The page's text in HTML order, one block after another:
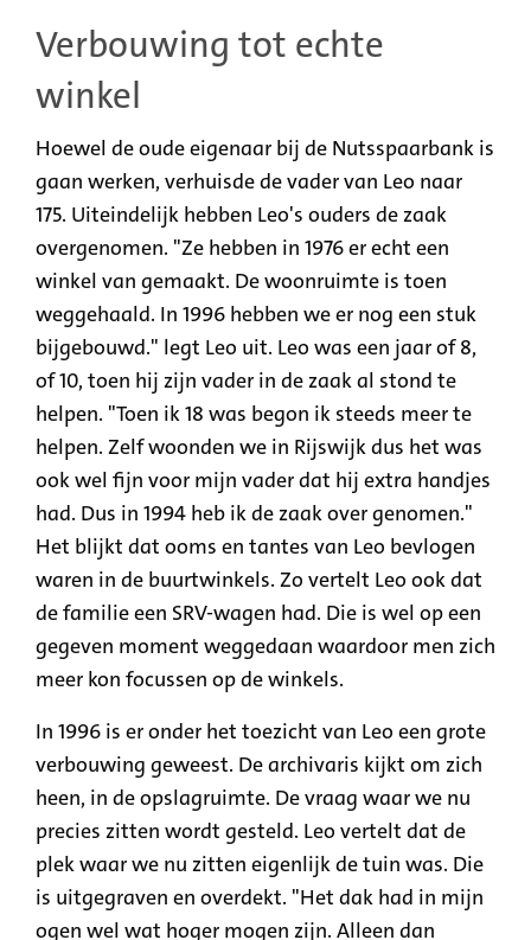
Verbouwing tot echte
winkel
Hoewel de oude eigenaar bij de Nutsspaarbank is
gaan werken, verhuisde de vader van Leo naar
175. Uiteindelijk hebben Leo's ouders de zaak
overgenomen. "Ze hebben in 1976 er echt een
winkel van gemaakt. De woonruimte is toen
weggehaald. In 1996 hebben we er nog een stuk
bijgebouwd." legt Leo uit. Leo was een jaar of 8,
of 10, toen hij zijn vader in de zaak al stond te
helpen. "Toen ik 18 was begon ik steeds meer te
helpen. Zelf woonden we in Rijswijk dus het was
ook wel fijn voor mijn vader dat hij extra handjes
had. Dus in 1994 heb ik de zaak over genomen."
Het blijkt dat ooms en tantes van Leo bevlogen
waren in de buurtwinkels. Zo vertelt Leo ook dat
de familie een SRV-wagen had. Die is wel op een
gegeven moment weggedaan waardoor men zich
meer kon focussen op de winkels.
In 1996 is er onder het toezicht van Leo een grote
verbouwing geweest. De archivaris kijkt om zich
heen, in de opslagruimte. De vraag waar we nu
precies zitten wordt gesteld. Leo vertelt dat de
plek waar we nu zitten eigenlijk de tuin was. Die
is uitgegraven en overdekt. "Het dak had in mijn
ogen wel wat hoger mogen zijn. Alleen dan